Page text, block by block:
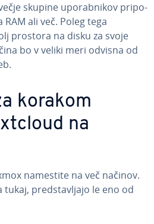
skupine upo­rab­ni­kov pri­po­
ali več. Poleg tega
prostora na disku za svoje
bo v veliki meri odvisna od
korakom
na
namestite na več načinov.
tukaj, pred­sta­vlja­jo le eno od